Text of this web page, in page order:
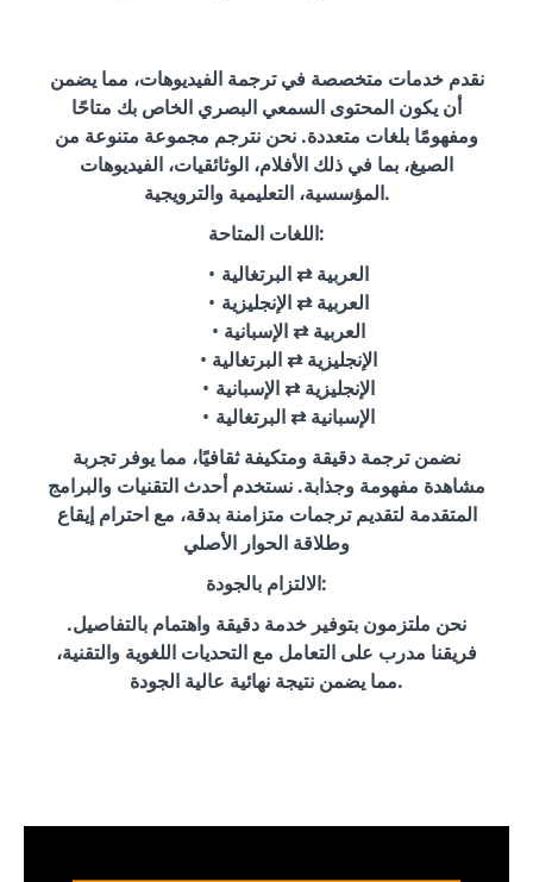
نقدم خدمات متخصصة في ترجمة الفيديوهات، مما يضمن
أن يكون المحتوى السمعي البصري الخاص بك متاحًا
ومفهومًا بلغات متعددة. نحن نترجم مجموعة متنوعة من
الصيغ، بما في ذلك الأفلام، الوثائقيات، الفيديوهات
المؤسسية، التعليمية والترويجية.
اللغات المتاحة:
العربية ⇄ البرتغالية
العربية ⇄ الإنجليزية
العربية ⇄ الإسبانية
الإنجليزية ⇄ البرتغالية
الإنجليزية ⇄ الإسبانية
الإسبانية ⇄ البرتغالية
نضمن ترجمة دقيقة ومتكيفة ثقافيًا، مما يوفر تجربة
مشاهدة مفهومة وجذابة. نستخدم أحدث التقنيات والبرامج
المتقدمة لتقديم ترجمات متزامنة بدقة، مع احترام إيقاع
وطلاقة الحوار الأصلي
الالتزام بالجودة:
نحن ملتزمون بتوفير خدمة دقيقة واهتمام بالتفاصيل.
فريقنا مدرب على التعامل مع التحديات اللغوية والتقنية،
مما يضمن نتيجة نهائية عالية الجودة.